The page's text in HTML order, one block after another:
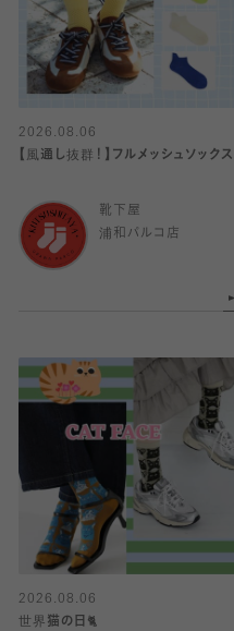
2026.08.06
【風通し抜群！】フルメッシュソックス
靴下屋
浦和パルコ店
2026.08.06
世界猫の日🐈